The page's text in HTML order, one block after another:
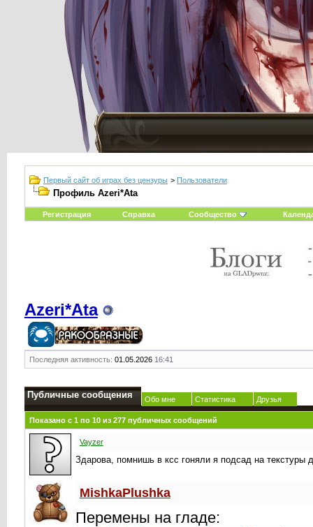
Первый сайт об играх без цензуры > Пользователи
Профиль Azeri*Ata
Регистрация Справка Сообщество
Azeri*Ata
Последняя активность: 01.05.2026 16:41
Публичные сообщения Обо мне Статистика Друзья
Показано с 1 по 10из 277публичных сообщений
Vayzer
Здарова, помнишь в ксс гоняли я подсад на текстуры
MishkaPlushka
Перемены на гладе: